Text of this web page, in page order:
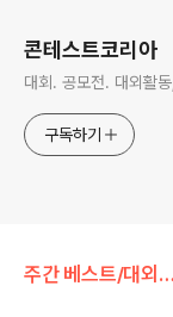
콘테스트코리아
대회. 공모전. 대외활
구독하기
주간 베스트/대외활동